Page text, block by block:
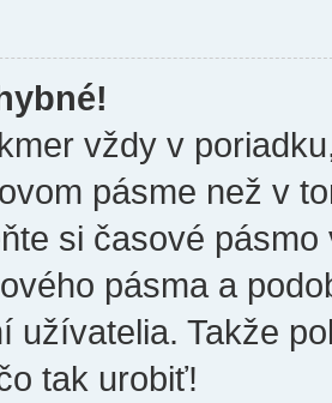
vždy v
pásme než v
si časové
pásma a
užívatelia. Takže
tak urobiť!